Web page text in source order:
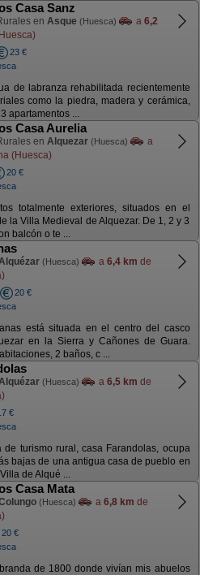
Casa Sanz
en Asque (Huesca) a 6,2
23 €
de labranza rehabilitada recientemente
como la piedra, madera y cerámica,
apartamentos ...
Casa Aurelia
en Alquezar (Huesca)
a
(Huesca)
20 €
totalmente exteriores, situados en el
la Villa Medieval de Alquezar. De 1, 2 y 3
balcón o te ...
(Huesca) a 6,4 km de
20 €
está situada en el centro del casco
en la Sierra y Cañones de Guara.
2 baños, c ...
(Huesca) a 6,5 km de
€
de turismo rural, casa Farandolas, ocupa
bajas de una antigua casa de pueblo en
de Alqué ...
Casa Mata
(Huesca) a 6,8 km de
20 €
de 1800 donde vivían mis abuelos